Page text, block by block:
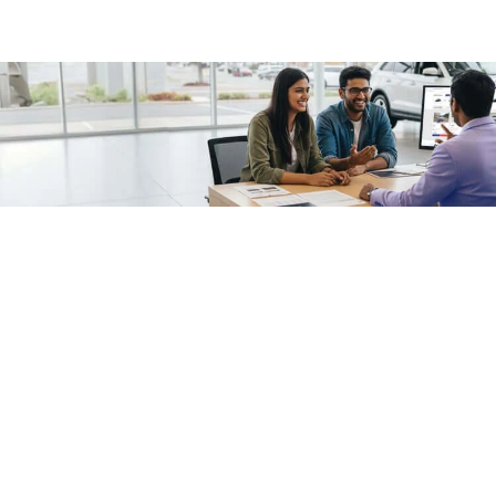
/fragments/plp-details